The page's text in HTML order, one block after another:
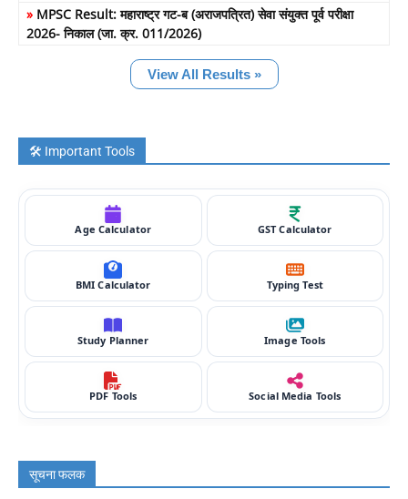
» MPSC Result: महाराष्ट्र गट-ब (अराजपत्रित) सेवा संयुक्त पूर्व परीक्षा
2026- निकाल (जा. क्र. 011/2026)
View All Results »
🛠️ Important Tools
Age Calculator GST Calculator
BMI Calculator Typing Test
Study Planner Image Tools
PDF Tools Social Media Tools
सूचना फलक